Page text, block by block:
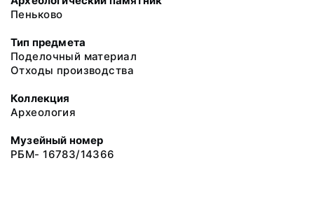
Пеньково
Тип предмета
Поделочный материал
Отходы производства
Коллекция
Археология
Музейный номер
РБМ- 16783/14366